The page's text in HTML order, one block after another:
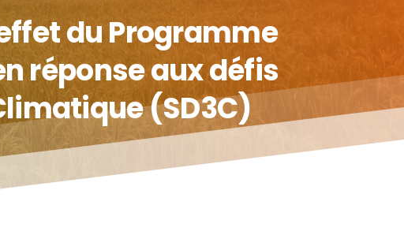
duProgramme
réponseauxdéfis
(SD3C)